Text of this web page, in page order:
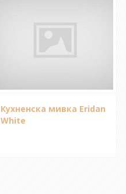
Кухненска мивка Eridan
White